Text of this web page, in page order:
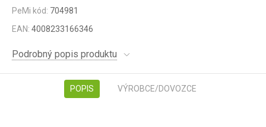
PeMi kód: 704981
EAN: 4008233166346
Podrobný popis produktu
POPIS VÝROBCE/DOVOZCE